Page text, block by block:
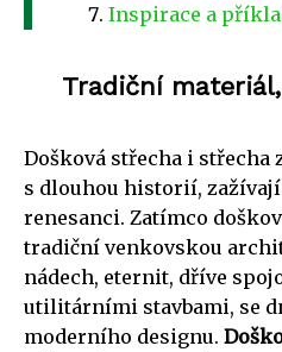
Inspirace a
Tradiční
Došková střecha i
s dlouhou historií,
renesanci. Zatímco
tradiční venkovskou
nádech, eternit, dříve
utilitárními stavbami, se
moderního designu.